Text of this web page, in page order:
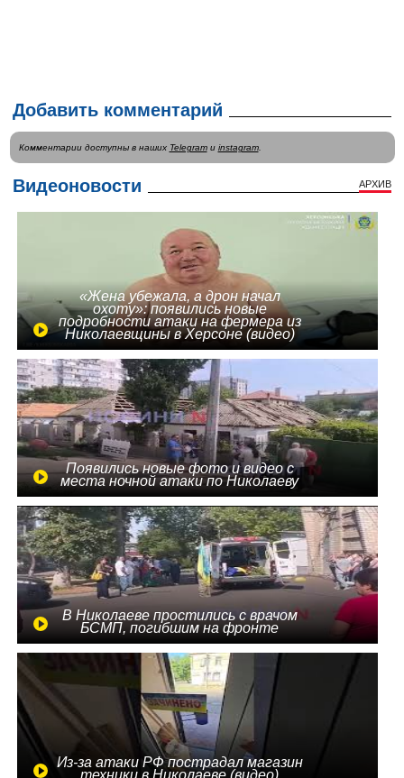
Добавить комментарий
Комментарии доступны в наших Telegramи instagram.
Видеоновости АРХИВ
«Жена убежала, а дрон начал
охоту»: появились новые
подробности атаки на фермера из
Николаевщины в Херсоне (видео)
Появились новые фото и видео с
места ночной атаки по Николаеву
В Николаеве простились с врачом
БСМП, погибшим на фронте
Из-за атаки РФ пострадал магазин
техники в Николаеве (видео)